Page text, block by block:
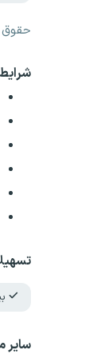
حقوق
سایر